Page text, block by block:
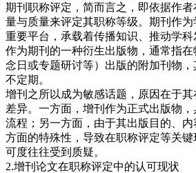
期刊职称评定，简而言之，即依据作
量与质量来评定其职称等级。期刊作
重要平台，承载着传播知识、推动学科
作为期刊的一种衍生出版物，通常指
念日或专题研讨等）出版的附加刊物
不定期。
增刊之所以成为敏感话题，原因在于
差异。一方面，增刊作为正式出版物
流程；另一方面，由于其出版目的、
方面的特殊性，导致在职称评定等关
可度往往受到质疑。
2.增刊论文在职称评定中的认可现状